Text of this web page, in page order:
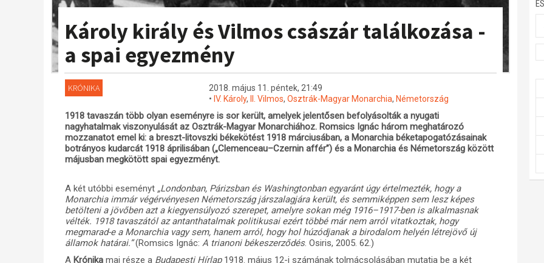
Károly király és Vilmos császár találkozása -
a spai egyezmény
KRÓNIKA
2018. május 11. péntek, 21:49
• IV. Károly, II. Vilmos, Osztrák-Magyar Monarchia, Németország
1918 tavaszán több olyan eseményre is sor került, amelyek jelentősen befolyásolták a nyugati
nagyhatalmak viszonyulását az Osztrák-Magyar Monarchiához. Romsics Ignác három meghatározó
mozzanatot emel ki: a breszt-litovszki békekötést 1918 márciusában, a Monarchia béketapogatózásainak
botrányos kudarcát 1918 áprilisában („Clemenceau–Czernin affér”) és a Monarchia és Németország között
májusban megkötött spai egyezményt.
A két utóbbi eseményt „Londonban, Párizsban és Washingtonban egyaránt úgy értelmezték, hogy a
Monarchia immár végérvényesen Németország járszalagjára került, és semmiképpen sem lesz képes
betölteni a jövőben azt a kiegyensúlyozó szerepet, amelyre sokan még 1916–1917-ben is alkalmasnak
vélték. 1918 tavaszától az antanthatalmak politikusai ezért többé már nem arról vitatkoztak, hogy
megmarad-e a Monarchia vagy sem, hanem arról, hogy hol húzódjanak a birodalom helyén létrejövő új
államok határai.”(Romsics Ignác: A trianoni békeszerződés. Osiris, 2005. 62.)
A Krónika mai része a Budapesti Hírlap1918. május 12-i számának tolmácsolásában mutatja be a két